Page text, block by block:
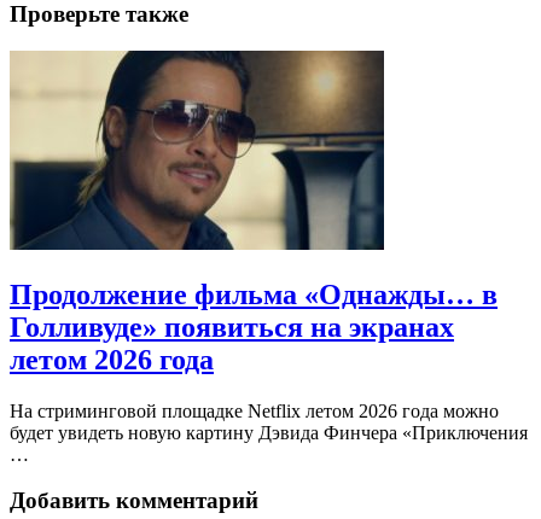
Проверьте также
Продолжение фильма «Однажды… в
Голливуде» появиться на экранах
летом 2026 года
На стриминговой площадке Netflix летом 2026 года можно
будет увидеть новую картину Дэвида Финчера «Приключения
…
Добавить комментарий